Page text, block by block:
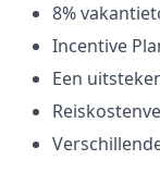
8%
Incentive
Een